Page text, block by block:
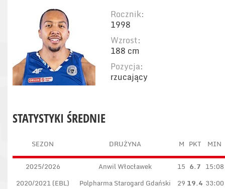
Rocznik:
1998
Wzrost:
188 cm
Pozycja:
rzucający
STATYSTYKI ŚREDNIE
SEZON DRUŻYNA M PKT MIN
2025/2026 Anwil Włocławek 15 6.7 15:08
2020/2021 (EBL)
Polpharma Starogard Gdański 29 19.4 33:00